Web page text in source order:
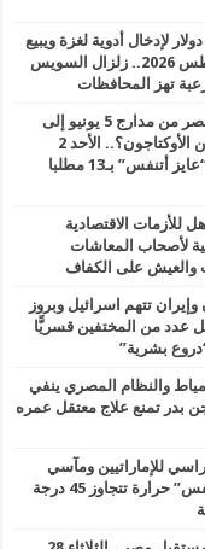
والألم”العرجاني يفرض إتاوة 300 ألف دولار لإدخال أدوية لغزة ويبيع
الوقود بأضعاف سعره في إسرائيل.. الاثنين 3 أغسطس 2026.. زلزال السويس
المسيّرة تعيد فتح ملف الرصد والإنذار والدفاع في مصر من مدارج 5 يونيو إلى
ميناء دمياط ومن المستفيد؟ إسرائيل أم إيران؟ وأين الأوكتاجون؟.. الأحد 2
أغسطس 2026م.. 8 منظمات حقوقية تختتم حملة “عايز أتنفس” بـ13 مطلبا
للأزمات الاقتصادية
2026.. أوضاع قاسية لأصحاب المعاشات
تتهم اسرائيل وبروز
والإمارات.. الجمعة 31 يوليو 2026.. نقل عدد من المختفين قسريًّا
بشرية”
والنظام المصري ينفي
30 يوليو 2026.. إدارة سجن بدر تمنع علاج معتقل عمره
للإماراتيين ومآسي
للمصريين.. الأربعاء 29 يوليو 2026.. “حملة عايز أتنفس” حرارة تتجاوز 45 درجة